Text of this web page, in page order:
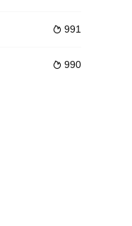
解围，张幼林欲拜鲍二为师
的外国弟子， 另世界对中
 991
 990